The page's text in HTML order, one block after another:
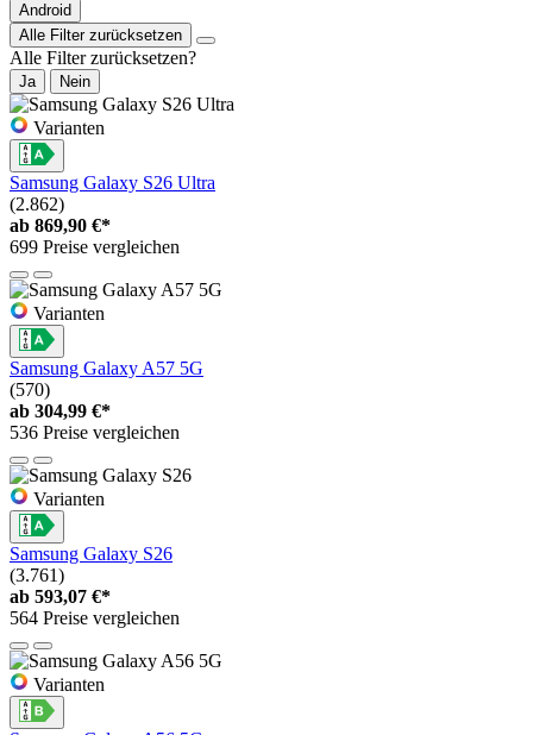
Android
Alle Filter zurücksetzen
Alle Filter zurücksetzen?
Ja Nein
Varianten
Samsung Galaxy S26 Ultra
(2.862)
ab 869,90 €*
699 Preise vergleichen
Varianten
Samsung Galaxy A57 5G
(570)
ab 304,99 €*
536 Preise vergleichen
Varianten
Samsung Galaxy S26
(3.761)
ab 593,07 €*
564 Preise vergleichen
Varianten